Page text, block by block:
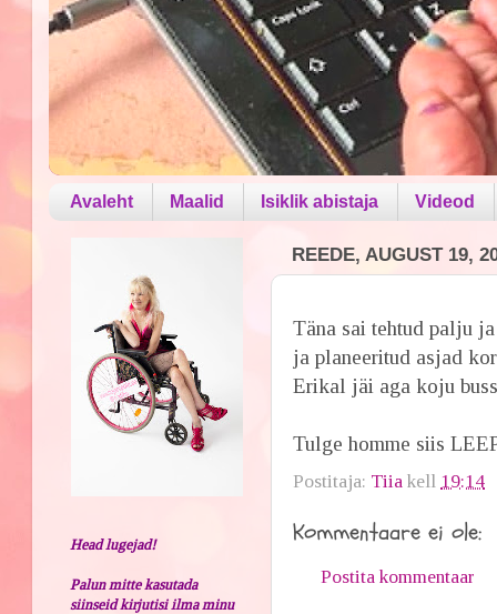
Avaleht Maalid Isiklik abistaja Videod
REEDE, AUGUST 19,
Täna sai tehtud palju
ja planeeritud asjad
Erikal jäi aga koju
Tulge homme siis
Postitaja: Tiia kell 19:14
Kommentaare ei ole:
Postita kommentaar
Head lugejad!
Palun mitte kasutada
siinseid kirjutisi ilma minu